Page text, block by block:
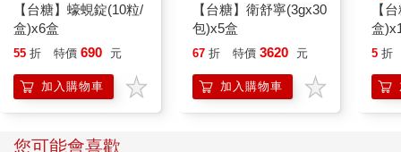
【台糖】蠔蜆錠(10粒/
盒)x6盒
55 折 特價 690 元
加入購物車
【台糖】衛舒寧(3gx30
包)x5盒
67 折 特價 3620 元
加入購物車
【
盒
5 折
您可能會喜歡